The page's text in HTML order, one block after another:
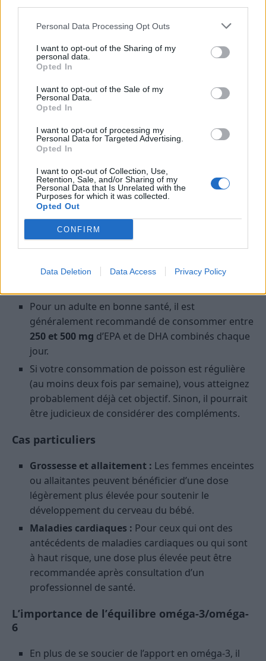
Personal Data Processing Opt Outs
I want to opt-out of the Sharing of my
personal data.
Opted In
I want to opt-out of the Sale of my
Personal Data.
Opted In
I want to opt-out of processing my
Personal Data for Targeted Advertising.
Opted In
I want to opt-out of Collection, Use,
Retention, Sale, and/or Sharing of my
Personal Data that Is Unrelated with the
Purposes for which it was collected.
Opted Out
CONFIRM
Data Deletion Data Access Privacy Policy
énumérés, vous vous demandez peut-être combien
d’oméga-3 vous devriez intégrer dans votre
bienfaits. La réponse à cette question peut varier
selon plusieurs facteurs. Cependant, voici quelques
Recommandations générales
Pour un adulte en bonne santé, il est
généralement recommandé de consommer entre
250 et 500 mg d’EPA et de DHA combinés chaque
jour.
Si votre consommation de poisson est régulière
(au moins deux fois par semaine), vous atteignez
probablement déjà cet objectif. Sinon, il pourrait
être judicieux de considérer des compléments.
Cas particuliers
Grossesse et allaitement : Les femmes enceintes
ou allaitantes peuvent bénéficier d’une dose
légèrement plus élevée pour soutenir le
développement du cerveau du bébé.
Maladies cardiaques : Pour ceux qui ont des
antécédents de maladies cardiaques ou qui sont
à haut risque, une dose plus élevée peut être
recommandée après consultation d’un
professionnel de santé.
L’importance de l’équilibre oméga-3/oméga-
6
En plus de se soucier de l’apport en oméga-3, il